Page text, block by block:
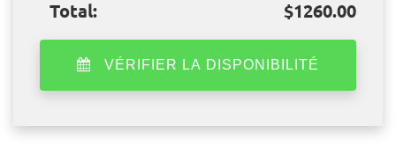
Total:
$1260.00
VÉRIFIER LA DISPONIBILITÉ